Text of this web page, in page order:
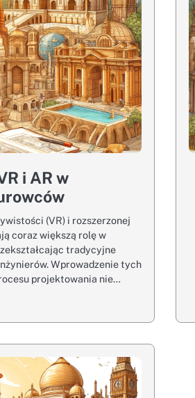
i AR w
(VR) i rozszerzonej
coraz większą rolę w
tradycyjne
Wprowadzenie tych
projektowania nie…